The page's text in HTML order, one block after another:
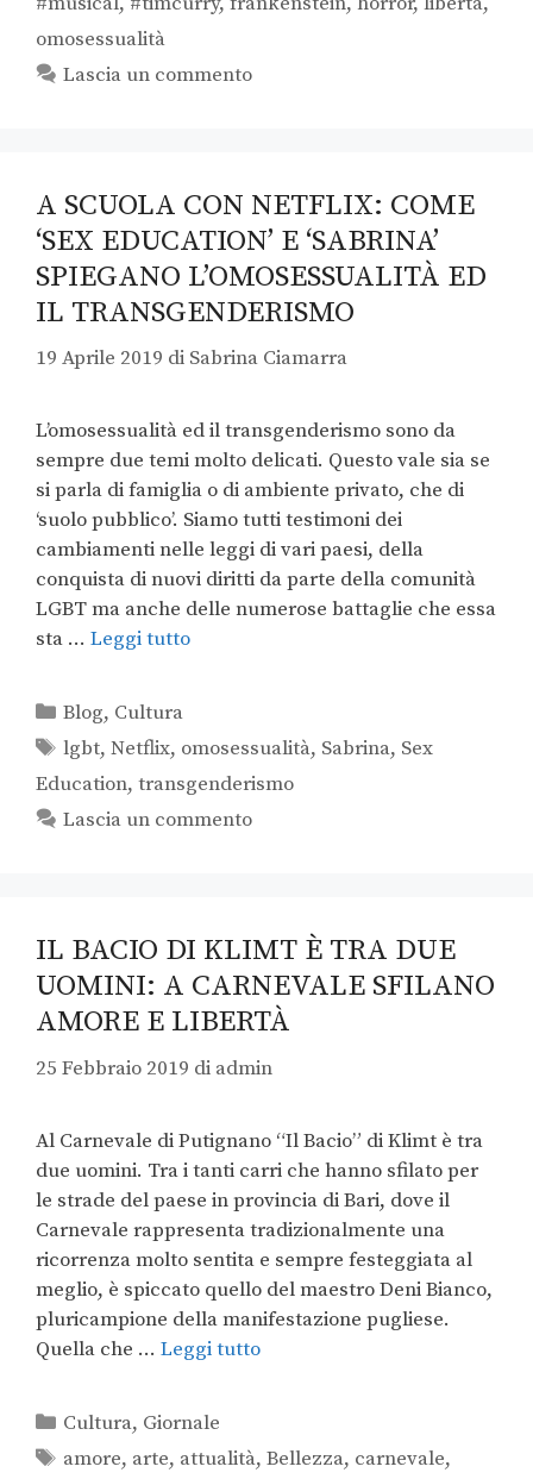
omosessualità
Lascia un commento
A SCUOLA CON NETFLIX: COME
‘SEX EDUCATION’ E ‘SABRINA’
SPIEGANO L’OMOSESSUALITÀ ED
IL TRANSGENDERISMO
19 Aprile 2019 di Sabrina Ciamarra
L’omosessualità ed il transgenderismo sono da
sempre due temi molto delicati. Questo vale sia se
si parla di famiglia o di ambiente privato, che di
‘suolo pubblico’. Siamo tutti testimoni dei
cambiamenti nelle leggi di vari paesi, della
conquista di nuovi diritti da parte della comunità
LGBT ma anche delle numerose battaglie che essa
sta … Leggi tutto
Blog, Cultura
lgbt,Netflix, omosessualità, Sabrina, Sex
Education, transgenderismo
Lascia un commento
IL BACIO DI KLIMT È TRA DUE
UOMINI: A CARNEVALE SFILANO
AMORE E LIBERTÀ
25 Febbraio 2019 di admin
Al Carnevale di Putignano “Il Bacio” di Klimt è tra
due uomini. Tra i tanti carri che hanno sfilato per
le strade del paese in provincia di Bari, dove il
Carnevale rappresenta tradizionalmente una
ricorrenza molto sentita e sempre festeggiata al
meglio, è spiccato quello del maestro Deni Bianco,
pluricampione della manifestazione pugliese.
Quella che … Leggi tutto
Cultura, Giornale
amore, arte, attualità,Bellezza, carnevale,